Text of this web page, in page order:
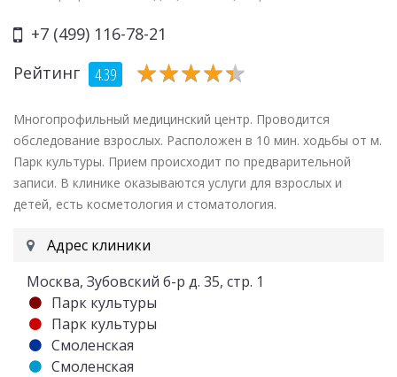
+7 (499) 116-78-21
Рейтинг
4.39 ★★★★★
★★★★★
Многопрофильный медицинский центр. Проводится
обследование взрослых. Расположен в 10 мин. ходьбы от м.
Парк культуры. Прием происходит по предварительной
записи. В клинике оказываются услуги для взрослых и
детей, есть косметология и стоматология.
Адрес клиники
Москва, Зубовский б-р д. 35, стр. 1
Парк культуры
Парк культуры
Смоленская
Смоленская